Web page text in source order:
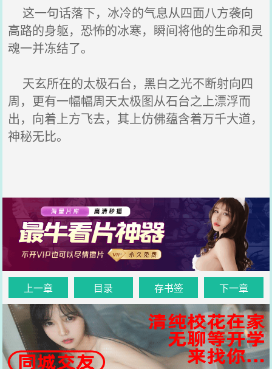
这一句话落下，冰冷的气息从四面八方袭向
高路的身躯，恐怖的冰寒，瞬间将他的生命和灵
魂一并冻结了。
天玄所在的太极石台，黑白之光不断射向四
周，更有一幅幅周天太极图从石台之上漂浮而
出，向着上方飞去，其上仿佛蕴含着万千大道，
神秘无比。
上一章 目录 存书签 下一章